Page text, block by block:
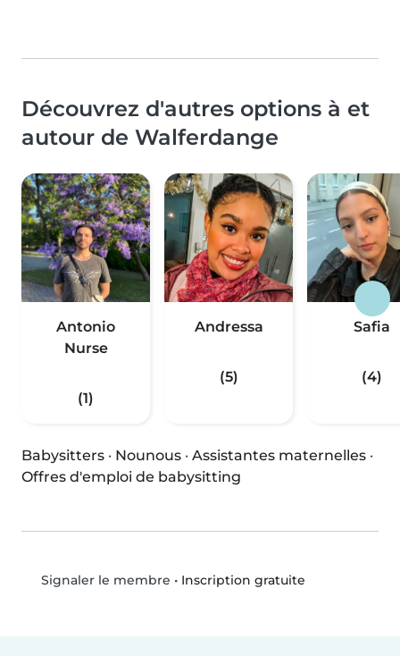
Découvrez d'autres options à et
autour de Walferdange
Antonio
Nurse
(1)
Andressa
(5)
Safia
(4)
Babysitters · Nounous · Assistantes maternelles ·
Offres d'emploi de babysitting
Signaler le membre • Inscription gratuite